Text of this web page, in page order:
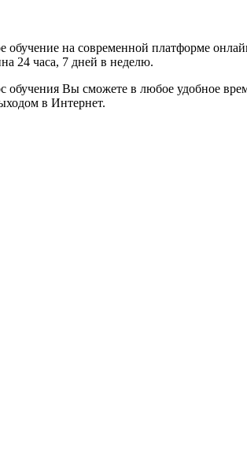
обучение на современной платформе
24 часа, 7 дней в неделю.
обучения Вы сможете в любое удобное
в Интернет.